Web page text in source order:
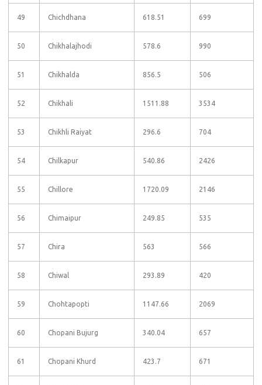
49 Chichdhana 618.51 699
50 Chikhalajhodi 578.6 990
51 Chikhalda 856.5 506
52 Chikhali 1511.88 3534
53 Chikhli Raiyat 296.6 704
54 Chilkapur 540.86 2426
55 Chillore 1720.09 2146
56 Chimaipur 249.85 535
57 Chira 563 566
58 Chiwal 293.89 420
59 Chohtapopti 1147.66 2069
60 Chopani Bujurg 340.04 657
61 Chopani Khurd 423.7 671